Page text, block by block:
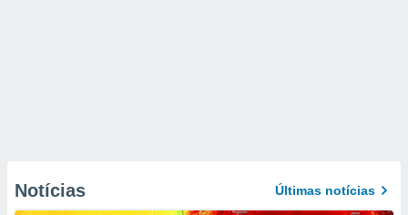
Notícias Últimas notícias